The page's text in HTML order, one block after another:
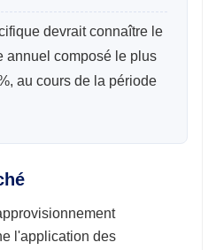
devrait connaître le
annuel composé le plus
au cours de la période
l'application des